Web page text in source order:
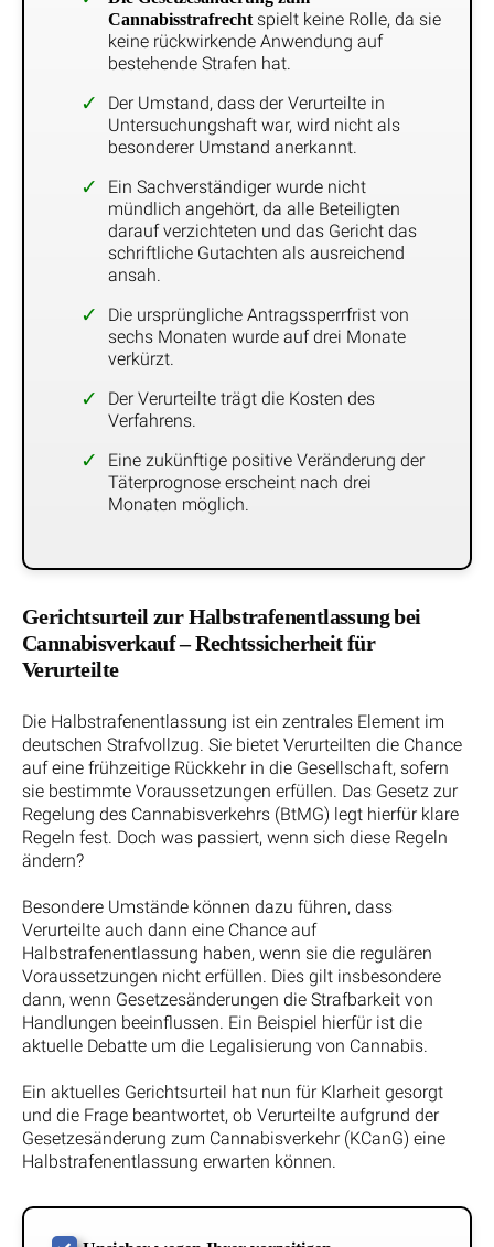
Cannabisstrafrechtspielt keine Rolle, da sie
keine rückwirkende Anwendung auf
bestehende Strafen hat.
Der Umstand, dass der Verurteilte in
Untersuchungshaft war, wird nicht als
besonderer Umstand anerkannt.
Ein Sachverständiger wurde nicht
mündlich angehört, da alle Beteiligten
darauf verzichteten und das Gericht das
schriftliche Gutachten als ausreichend
ansah.
Die ursprüngliche Antragssperrfrist von
sechs Monaten wurde auf drei Monate
verkürzt.
Der Verurteilte trägt die Kosten des
Verfahrens.
Eine zukünftige positive Veränderung der
Täterprognose erscheint nach drei
Monaten möglich.
Gerichtsurteil zur Halbstrafenentlassung bei
Cannabisverkauf – Rechtssicherheit für
Verurteilte
Die Halbstrafenentlassung ist ein zentrales Element im
deutschen Strafvollzug. Sie bietet Verurteilten die Chance
auf eine frühzeitige Rückkehr in die Gesellschaft, sofern
sie bestimmte Voraussetzungen erfüllen. Das Gesetz zur
Regelung des Cannabisverkehrs (BtMG) legt hierfür klare
Regeln fest. Doch was passiert, wenn sich diese Regeln
ändern?
Besondere Umstände können dazu führen, dass
Verurteilte auch dann eine Chance auf
Halbstrafenentlassung haben, wenn sie die regulären
Voraussetzungen nicht erfüllen. Dies gilt insbesondere
dann, wenn Gesetzesänderungen die Strafbarkeit von
Handlungen beeinflussen. Ein Beispiel hierfür ist die
aktuelle Debatte um die Legalisierung von Cannabis.
Ein aktuelles Gerichtsurteil hat nun für Klarheit gesorgt
und die Frage beantwortet, ob Verurteilte aufgrund der
Gesetzesänderung zum Cannabisverkehr (KCanG) eine
Halbstrafenentlassung erwarten können.